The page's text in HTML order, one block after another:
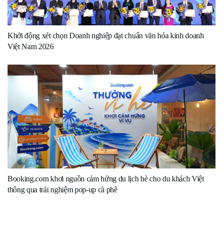
Khởi động xét chọn Doanh nghiệp đạt chuẩn văn hóa kinh doanh
Việt Nam 2026
Booking.com khơi nguồn cảm hứng du lịch hè cho du khách Việt
thông qua trải nghiệm pop-up cà phê